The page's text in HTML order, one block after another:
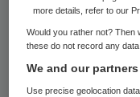
Buurtzorg, OBG
zorggroep.
more details, refer to our
Would you rather not? Then
these do not record any
We and our
Use precise geolocation